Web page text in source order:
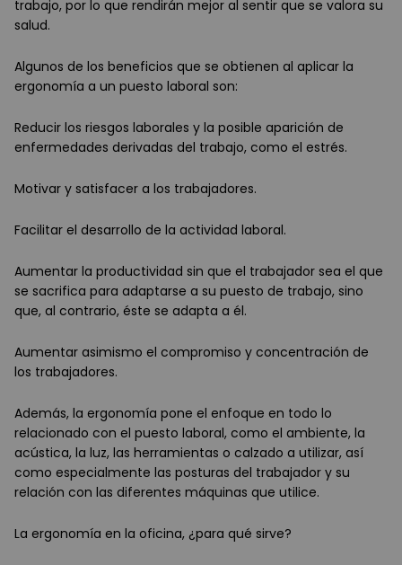
trabajo, por lo que rendirán mejor al sentir que se valora su
salud.
Algunos de los beneficios que se obtienen al aplicar la
ergonomía a un puesto laboral son:
Reducir los riesgos laborales y la posible aparición de
enfermedades derivadas del trabajo, como el estrés.
Motivar y satisfacer a los trabajadores.
Facilitar el desarrollo de la actividad laboral.
Aumentar la productividad sin que el trabajador sea el que
se sacrifica para adaptarse a su puesto de trabajo, sino
que, al contrario, éste se adapta a él.
Aumentar asimismo el compromiso y concentración de
los trabajadores.
Además, la ergonomía pone el enfoque en todo lo
relacionado con el puesto laboral, como el ambiente, la
acústica, la luz, las herramientas o calzado a utilizar, así
como especialmente las posturas del trabajador y su
relación con las diferentes máquinas que utilice.
La ergonomía en la oficina, ¿para qué sirve?